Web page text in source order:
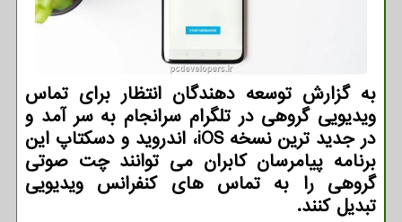
به گزارش توسعه دهندگان انتظار برای تماس
ویدیویی گروهی در تلگرام سرانجام به سر آمد و
در جدید ترین نسخه iOS، اندروید و دسکتاپ این
برنامه پیامرسان کابران می توانند چت صوتی
گروهی را به تماس های کنفرانس ویدیویی
تبدیل کنند.